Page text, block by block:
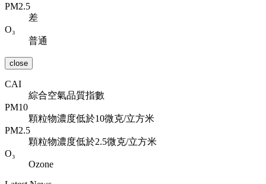
PM2.5
差
O₃
普通
close
CAI
綜合空氣品質指數
PM10
顆粒物濃度低於10微克/立方米
PM2.5
顆粒物濃度低於2.5微克/立方米
O₃
Ozone